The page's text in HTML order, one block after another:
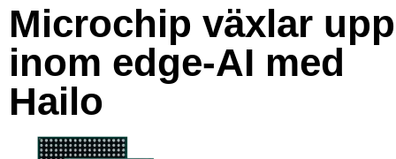
Microchip växlar upp
inom edge-AI med
Hailo